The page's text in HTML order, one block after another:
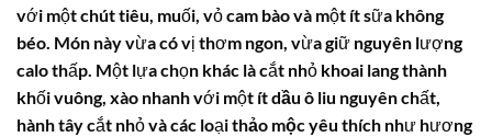
với một chút tiêu, muối, vỏ cam bào và một ít sữa không
béo. Món này vừa có vị thơm ngon, vừa giữ nguyên lượng
calo thấp. Một lựa chọn khác là cắt nhỏ khoai lang thành
khối vuông, xào nhanh với một ítdầu ô liu nguyên chất,
hành tây cắt nhỏ và các loạithảo mộcyêu thích như hương